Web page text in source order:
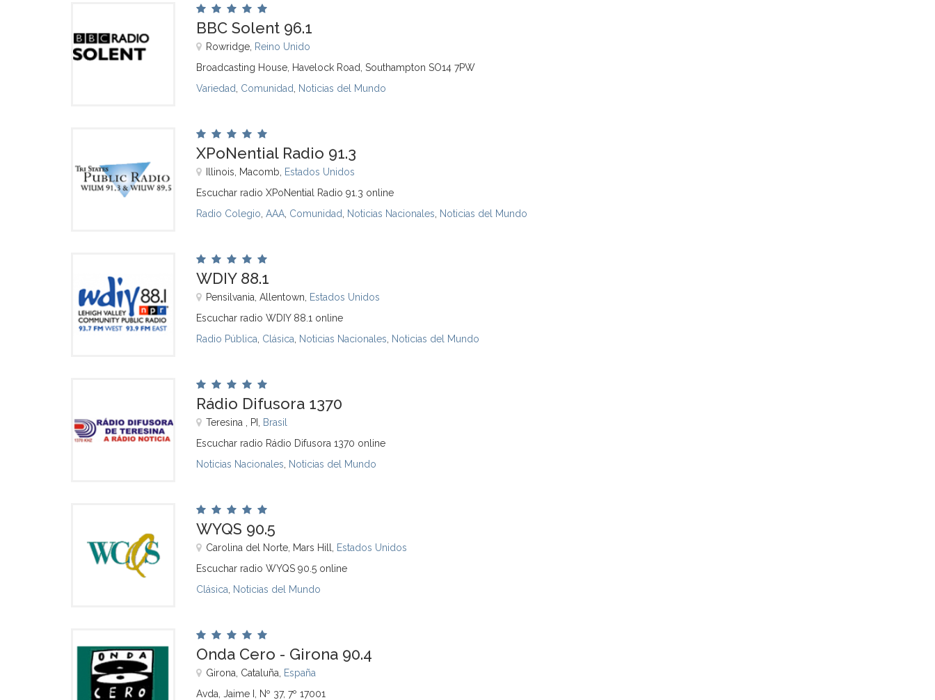
BBC Solent 96.1
Rowridge, Reino Unido
Broadcasting House, Havelock Road, Southampton SO14 7PW
Variedad
Comunidad Noticias del Mundo
XPoNential Radio 91.3
Illinois, Macomb,
Estados Unidos
Escuchar radio XPoNential Radio 91.3 online
Radio Colegio AAA Comunidad Noticias Nacionales Noticias del Mundo
WDIY 88.1
Pensilvania, Allentown,
Estados Unidos
Escuchar radio WDIY 88.1 online
Radio Pública Clásica Noticias Nacionales Noticias del Mundo
Rádio Difusora 1370
Teresina , PI,
Brasil
Escuchar radio Rádio Difusora 1370 online
Noticias Nacionales
Noticias del Mundo
WYQS 90.5
Carolina del Norte, Mars Hill,
Estados Unidos
Escuchar radio WYQS 90.5 online
Clásica
Noticias del Mundo
Onda Cero - Girona 90.4
Girona, Cataluña,
España
Avda, Jaime I, Nº 37, 7º 17001